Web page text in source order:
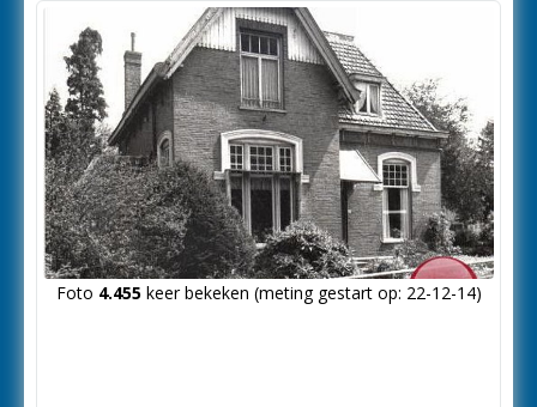
Foto 4.455keer bekeken (meting gestart op: 22-12-14)